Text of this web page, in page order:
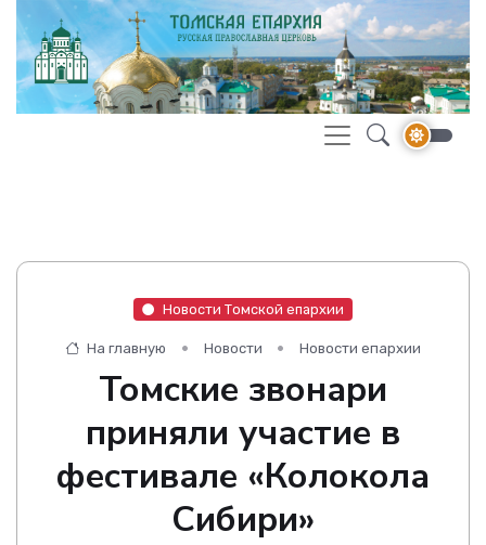
Новости Томской епархии
На главную Новости Новости епархии
Томские звонари
приняли участие в
фестивале «Колокола
Сибири»